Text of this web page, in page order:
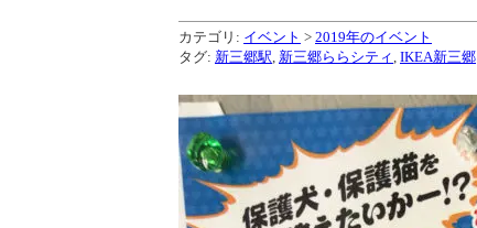
カテゴリ: イベント > 2019年のイベント
タグ: 新三郷駅 新三郷ららシティ IKEA新三郷